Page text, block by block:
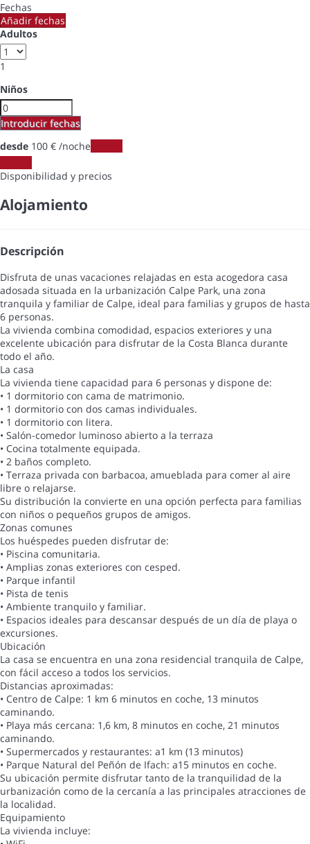
Fechas
Añadir fechas
Adultos
1
Niños
Introducir fechas
desde 100 € /noche
Disponibilidad y precios
Alojamiento
Descripción
Disfruta de unas vacaciones relajadas en esta acogedora casa
adosada situada en la urbanización Calpe Park, una zona
tranquila y familiar de Calpe, ideal para familias y grupos de hasta
6 personas.
La vivienda combina comodidad, espacios exteriores y una
excelente ubicación para disfrutar de la Costa Blanca durante
todo el año.
La casa
La vivienda tiene capacidad para 6 personas y dispone de:
• 1 dormitorio con cama de matrimonio.
• 1 dormitorio con dos camas individuales.
• 1 dormitorio con litera.
• Salón-comedor luminoso abierto a la terraza
• Cocina totalmente equipada.
• 2 baños completo.
• Terraza privada con barbacoa, amueblada para comer al aire
libre o relajarse.
Su distribución la convierte en una opción perfecta para familias
con niños o pequeños grupos de amigos.
Zonas comunes
Los huéspedes pueden disfrutar de:
• Piscina comunitaria.
• Amplias zonas exteriores con cesped.
• Parque infantil
• Pista de tenis
• Ambiente tranquilo y familiar.
• Espacios ideales para descansar después de un día de playa o
excursiones.
Ubicación
La casa se encuentra en una zona residencial tranquila de Calpe,
con fácil acceso a todos los servicios.
Distancias aproximadas:
• Centro de Calpe: 1 km 6 minutos en coche, 13 minutos
caminando.
• Playa más cercana: 1,6 km, 8 minutos en coche, 21 minutos
caminando.
• Supermercados y restaurantes: a1 km (13 minutos)
• Parque Natural del Peñón de Ifach: a15 minutos en coche.
Su ubicación permite disfrutar tanto de la tranquilidad de la
urbanización como de la cercanía a las principales atracciones de
la localidad.
Equipamiento
La vivienda incluye: